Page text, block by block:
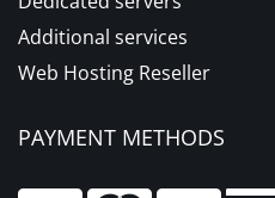
Additional services
Web Hosting Reseller
PAYMENT METHODS